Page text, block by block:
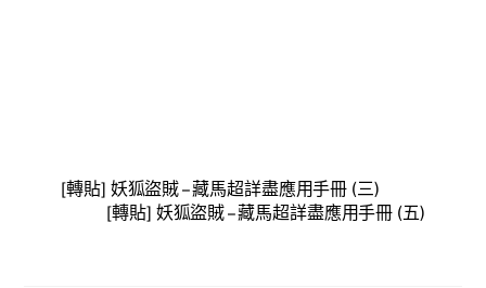
[轉貼] 妖狐盜賊 – 藏馬超詳盡應用手冊 (三)
[轉貼] 妖狐盜賊 – 藏馬超詳盡應用手冊 (五)